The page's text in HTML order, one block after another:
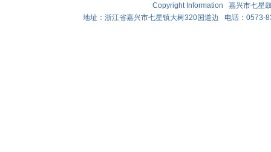
Copyright Information 嘉兴市七
地址：浙江省嘉兴市七星镇大树320国道边 电话：